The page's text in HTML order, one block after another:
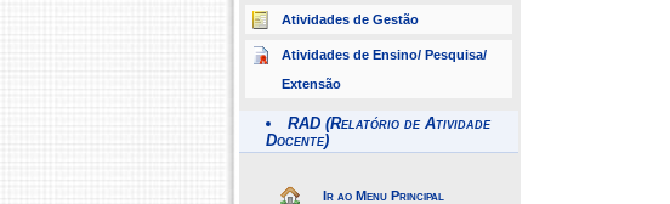
Atividades de Gestão
Atividades de Ensino/ Pesquisa/
Extensão
RAD (Relatório de Atividade
Docente)
Ir ao Menu Principal